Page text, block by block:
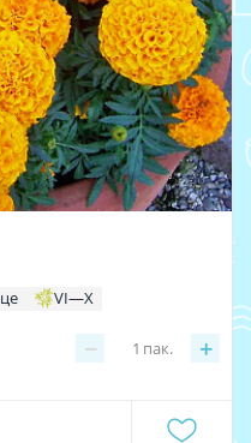
VI—X
− +
1 пак.